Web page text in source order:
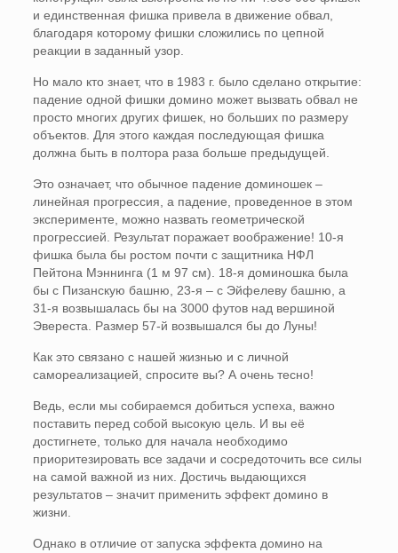
и единственная фишка привела в движение обвал,
благодаря которому фишки сложились по цепной
реакции в заданный узор.
Но мало кто знает, что в 1983 г. было сделано открытие:
падение одной фишки домино может вызвать обвал не
просто многих других фишек, но больших по размеру
объектов. Для этого каждая последующая фишка
должна быть в полтора раза больше предыдущей.
Это означает, что обычное падение доминошек –
линейная прогрессия, а падение, проведенное в этом
эксперименте, можно назвать геометрической
прогрессией. Результат поражает воображение! 10-я
фишка была бы ростом почти с защитника НФЛ
Пейтона Мэннинга (1 м 97 см). 18-я доминошка была
бы с Пизанскую башню, 23-я – с Эйфелеву башню, а
31-я возвышалась бы на 3000 футов над вершиной
Эвереста. Размер 57-й возвышался бы до Луны!
Как это связано с нашей жизнью и с личной
самореализацией, спросите вы? А очень тесно!
Ведь, если мы собираемся добиться успеха, важно
поставить перед собой высокую цель. И вы её
достигнете, только для начала необходимо
приоритезировать все задачи и сосредоточить все силы
на самой важной из них. Достичь выдающихся
результатов – значит применить эффект домино в
жизни.
Однако в отличие от запуска эффекта домино на